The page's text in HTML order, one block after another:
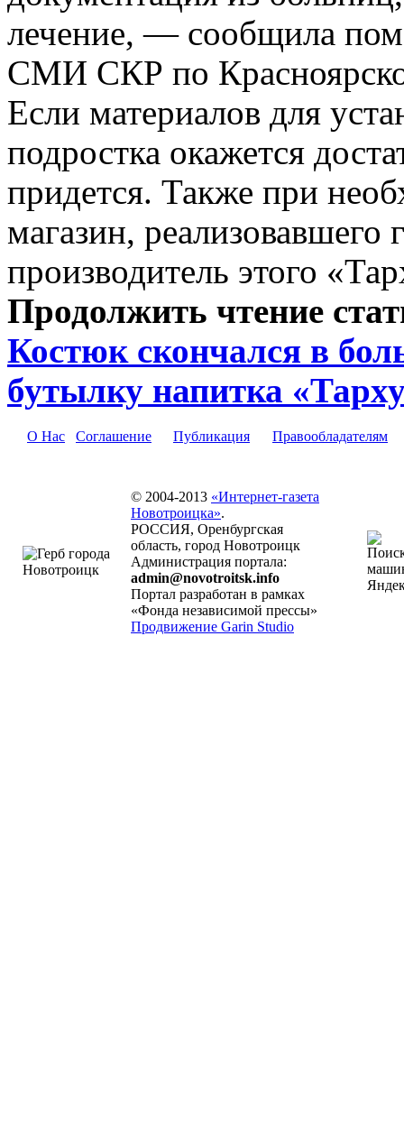
лечение, — сообщила
СМИ СКР по
Если материалов для
подростка окажется
придется. Также при
магазин, реализовавшего
производитель этого
Продолжить чтение
Костюк скончался в
бутылку напитка
О Нас Соглашение Публикация Правообладателям
© 2004-2013 «Интернет-газета
Новотроицка».
РОССИЯ, Оренбургская
область, город Новотроицк
Администрация портала:
admin@novotroitsk.info
Портал разработан в рамках
«Фонда независимой прессы»
Продвижение Garin Studio